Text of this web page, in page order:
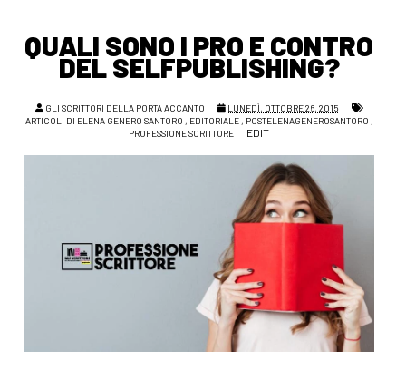
QUALI SONO I PRO E CONTRO
DEL SELFPUBLISHING?
GLI SCRITTORI DELLA PORTA ACCANTO
LUNEDÌ, OTTOBRE 26, 2015
ARTICOLI DI ELENA GENERO SANTORO , EDITORIALE, POSTELENAGENEROSANTORO ,
PROFESSIONE SCRITTORE
EDIT